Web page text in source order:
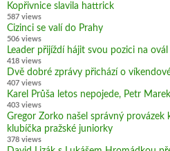
Kopřivnice slavila hattrick
587 views
Cizinci se valí do Prahy
506 views
Leader přijíždí hájit svou pozici na
418 views
Dvě dobré zprávy přichází o
407 views
Karel Průša letos nepojede, Petr
403 views
Gregor Zorko našel správný provázek
klubíčka pražské juniorky
378 views